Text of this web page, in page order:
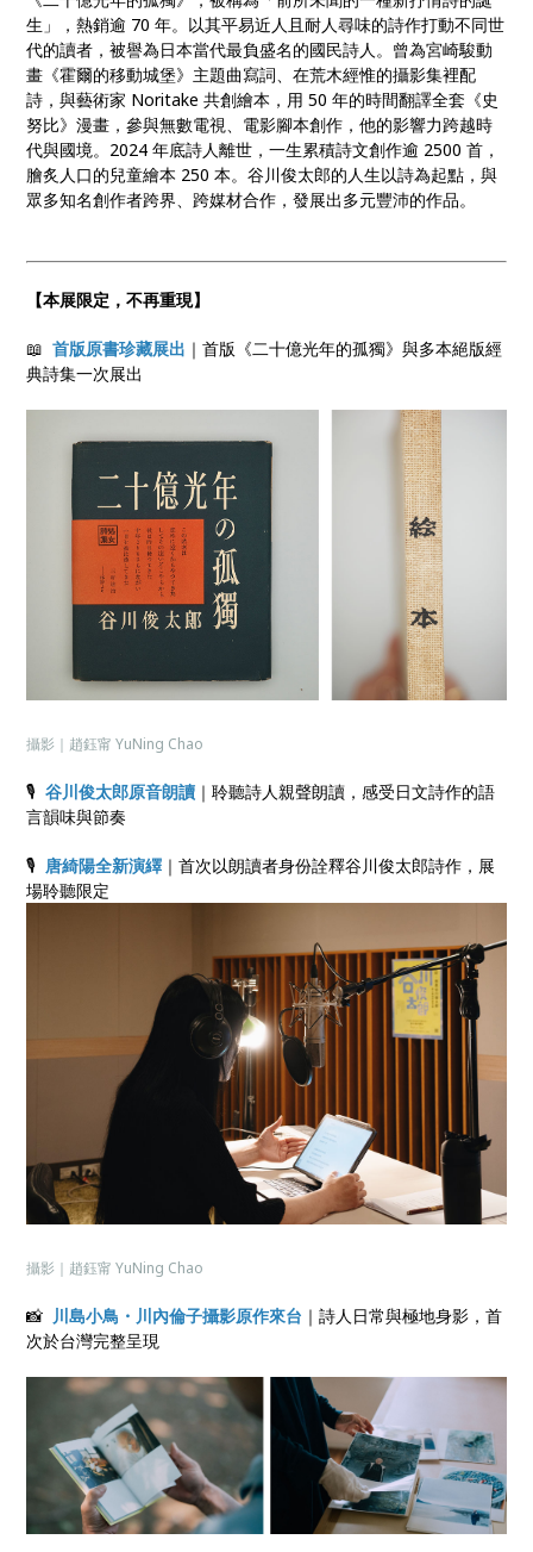
生」，熱銷逾 70 年。以其平易近人且耐人尋味的詩作打動不同世
代的讀者，被譽為日本當代最負盛名的國民詩人。曾為宮崎駿動
畫《霍爾的移動城堡》主題曲寫詞、在荒木經惟的攝影集裡配
詩，與藝術家 Noritake 共創繪本，用 50 年的時間翻譯全套《史
努比》漫畫，參與無數電視、電影腳本創作，他的影響力跨越時
代與國境。2024 年底詩人離世，一生累積詩文創作逾 2500 首，
膾炙人口的兒童繪本 250 本。谷川俊太郎的人生以詩為起點，與
眾多知名創作者跨界、跨媒材合作，發展出多元豐沛的作品。
【本展限定，不再重現】
📖首版原書珍藏展出 ｜首版《二十億光年的孤獨》與多本絕版經
典詩集一次展出
攝影｜趙鈺甯 YuNing Chao
🎙谷川俊太郎原音朗讀 ｜聆聽詩人親聲朗讀，感受日文詩作的語
言韻味與節奏
🎙 唐綺陽全新演繹 ｜首次以朗讀者身份詮釋谷川俊太郎詩作，展
場聆聽限定
攝影｜趙鈺甯 YuNing Chao
📸 川島小鳥 ・川內倫子攝影原作來台 ｜詩人日常與極地身影，首
次於台灣完整呈現